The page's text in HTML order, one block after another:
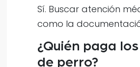
Sí. Buscar atención
como la
¿Quién paga
de perro?